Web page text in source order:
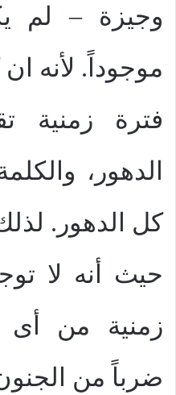
وجيزة – لم
موجوداً. لأنه
فترة زمنية
الدهور،
كل الدهور.
حيث أنه لا
زمنية من أى
ضرباً من